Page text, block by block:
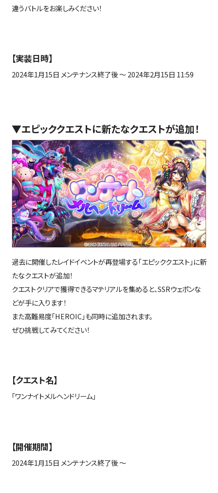
違うバトルをお楽しみください！
【実装日時】
2024年1月15日 メンテナンス終了後 ～2024年2月15日 11:59
▼エピッククエストに新たなクエストが追加！
過去に開催したレイドイベントが再登場する「エピッククエスト」に新
たなクエストが追加！
クエストクリアで獲得できるマテリアルを集めると、SSRウェポンな
どが手に入ります！
また高難易度「HEROIC」も同時に追加されます。
ぜひ挑戦してみてください！
【クエスト名】
「ワンナイトメルヘンドリーム」
【開催期間】
2024年1月15日 メンテナンス終了後 ～